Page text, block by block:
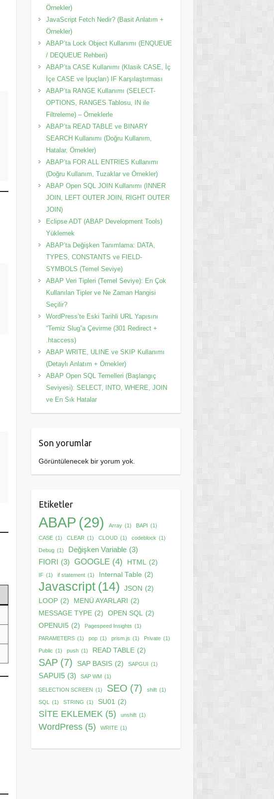
Örnekler)
JavaScript Fetch Nedir? (Basit Anlatım +
Örnekler)
ABAP’ta Lock Object Kullanımı (ENQUEUE
/ DEQUEUE Rehberi)
ABAP’ta CASE Kullanımı (Klasik CASE, İç
İçe CASE ve İpuçları) IF Karşılaştırması
ABAP’ta RANGE Kullanımı (SELECT-
OPTIONS, RANGES Tablosu, IN ile
Filtreleme) – Örneklerle
ABAP’ta READ TABLE ve BINARY
SEARCH Kullanımı (Doğru Kullanım,
Hatalar, Örnekler)
ABAP’ta FOR ALL ENTRIES Kullanımı
(Doğru Kullanım, Tuzaklar ve Örnekler)
ABAP Open SQL JOIN Kullanımı (INNER
JOIN, LEFT OUTER JOIN, RIGHT OUTER
JOIN)
Eclipse ADT (ABAP Development Tools)
Yüklemek
ABAP’ta Değişken Tanımlama: DATA,
TYPES, CONSTANTS ve FIELD-
SYMBOLS (Temel Seviye)
ABAP Veri Tipleri (Temel Seviye): En Çok
Kullanılan Tipler ve Ne Zaman Hangisi
Seçilir?
WordPress’te Eski Tarihli URL Yapısını
“Temiz Slug”a Çevirme (301 Redirect +
.htaccess)
ABAP WRITE, ULINE ve SKIP Kullanımı
(Detaylı Anlatım + Örnekler)
ABAP Open SQL Temelleri (Başlangıç
Seviyesi): SELECT, INTO, WHERE, JOIN
ve En Sık Hatalar
Son yorumlar
Görüntülenecek bir yorum yok.
Etiketler
ABAP (29) Array (1) BAPI (1)
CASE (1) CLEAR (1) CLOUD (1) codeblock (1)
Debug (1) Değişken Variable (3)
FIORI (3) GOOGLE (4) HTML (2)
IF (1) if statement (1) Internal Table (2)
Javascript (14) JSON (2)
LOOP (2) MENÜ AYARLARI (2)
MESSAGE TYPE (2) OPEN SQL
(2)
OPENUI5 (2) Pagespeed Insights (1)
PARAMETERS (1) pop (1) prism.js (1) Private (1)
Public (1) push (1) READ TABLE (2)
SAP (7) SAP BASIS (2) SAPGUI (1)
SAPUI5 (3) SAP WM (1)
SELECTION SCREEN (1) SEO (7) shift (1)
SQL (1) STRING (1) SU01 (2)
SİTE EKLEMEK (5) unshift (1)
WordPress (5) WRITE (1)